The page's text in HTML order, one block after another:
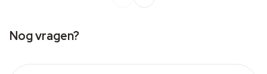
Nog vragen?